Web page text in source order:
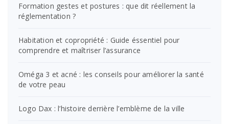
Formation gestes et postures : que dit réellement la
réglementation ?
Habitation et copropriété : Guide éssentiel pour
comprendre et maîtriser l’assurance
Oméga 3 et acné : les conseils pour améliorer la santé
de votre peau
Logo Dax : l’histoire derrière l’emblème de la ville